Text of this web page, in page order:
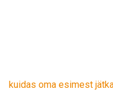
kuidas oma esimest